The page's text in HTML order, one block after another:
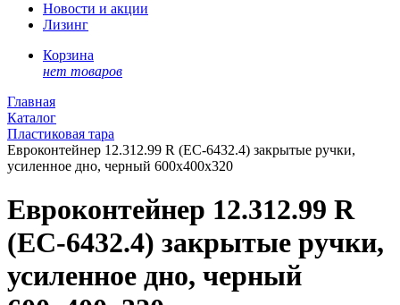
Новости и акции
Лизинг
Корзина
нет товаров
Главная
Каталог
Пластиковая тара
Евроконтейнер 12.312.99 R (ЕС-6432.4) закрытые ручки,
усиленное дно, черный 600х400х320
Евроконтейнер 12.312.99 R
(ЕС-6432.4) закрытые ручки,
усиленное дно, черный